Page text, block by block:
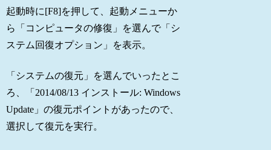
起動時に[F8]を押して、起動メニューか
ら「コンピュータの修復」を選んで「シ
ステム回復オプション」を表示。
「システムの復元」を選んでいったとこ
ろ、「2014/08/13 インストール: Windows
Update」の復元ポイントがあったので、
選択して復元を実行。